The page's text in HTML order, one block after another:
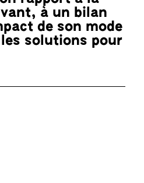
à un bilan
de son mode
solutions pour